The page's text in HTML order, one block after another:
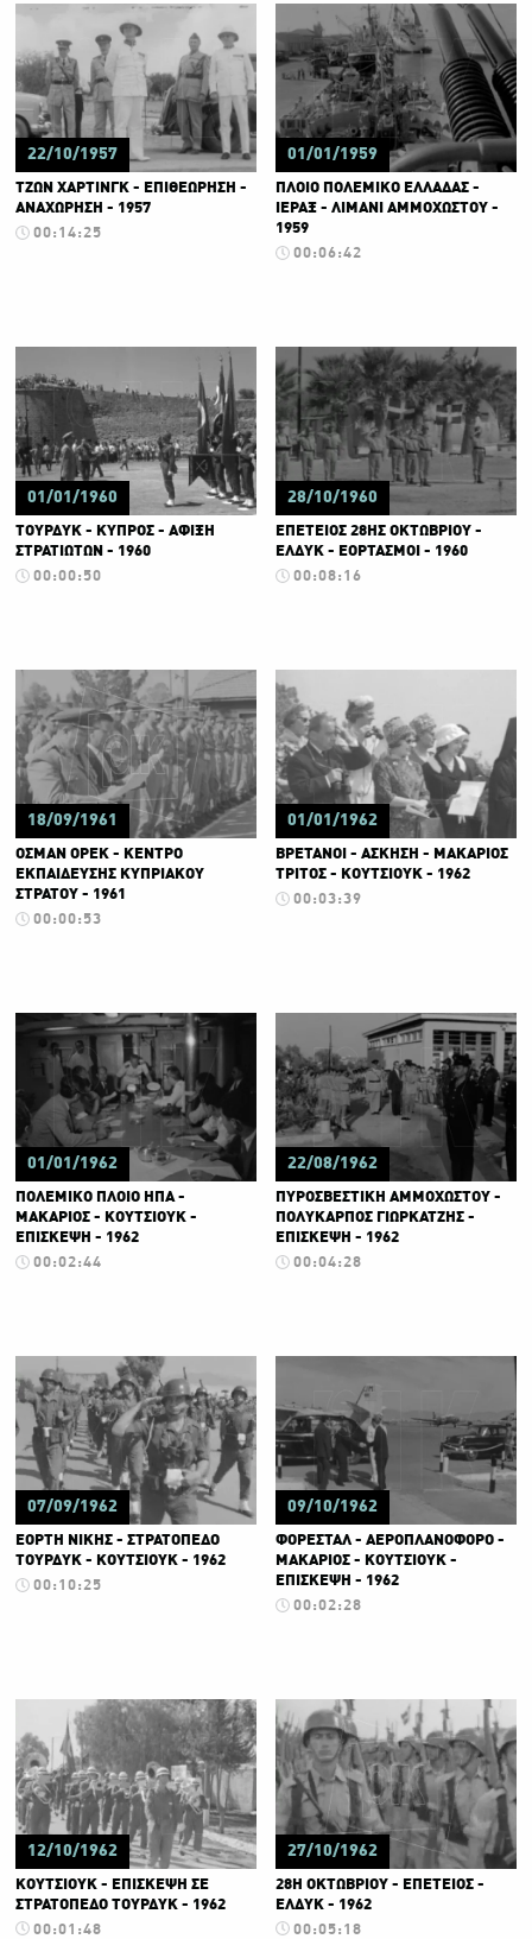
22/10/1957
ΤΖΩΝ ΧΑΡΤΙΝΓΚ - ΕΠΙΘΕΩΡΗΣΗ -
ΑΝΑΧΩΡΗΣΗ - 1957
00:14:25
01/01/1959
ΠΛΟΙΟ ΠΟΛΕΜΙΚΟ ΕΛΛΑΔΑΣ -
ΙΕΡΑΞ - ΛΙΜΑΝΙ ΑΜΜΟΧΩΣΤΟΥ -
1959
00:06:42
01/01/1960
ΤΟΥΡΔΥΚ - ΚΥΠΡΟΣ - ΑΦΙΞΗ
ΣΤΡΑΤΙΩΤΩΝ - 1960
00:00:50
28/10/1960
ΕΠΕΤΕΙΟΣ 28ΗΣ ΟΚΤΩΒΡΙΟΥ -
ΕΛΔΥΚ - ΕΟΡΤΑΣΜΟΙ - 1960
00:08:16
18/09/1961
ΟΣΜΑΝ ΟΡΕΚ - ΚΕΝΤΡΟ
ΕΚΠΑΙΔΕΥΣΗΣ ΚΥΠΡΙΑΚΟΥ
ΣΤΡΑΤΟΥ - 1961
00:00:53
01/01/1962
ΒΡΕΤΑΝΟΙ - ΑΣΚΗΣΗ - ΜΑΚΑΡΙΟΣ
ΤΡΙΤΟΣ - ΚΟΥΤΣΙΟΥΚ - 1962
00:03:39
01/01/1962
ΠΟΛΕΜΙΚΟ ΠΛΟΙΟ ΗΠΑ -
ΜΑΚΑΡΙΟΣ - ΚΟΥΤΣΙΟΥΚ -
ΕΠΙΣΚΕΨΗ - 1962
00:02:44
22/08/1962
ΠΥΡΟΣΒΕΣΤΙΚΗ ΑΜΜΟΧΩΣΤΟΥ -
ΠΟΛΥΚΑΡΠΟΣ ΓΙΩΡΚΑΤΖΗΣ -
ΕΠΙΣΚΕΨΗ - 1962
00:04:28
07/09/1962
ΕΟΡΤΗ ΝΙΚΗΣ - ΣΤΡΑΤΟΠΕΔΟ
ΤΟΥΡΔΥΚ - ΚΟΥΤΣΙΟΥΚ - 1962
00:10:25
09/10/1962
ΦΟΡΕΣΤΑΛ - ΑΕΡΟΠΛΑΝΟΦΟΡΟ -
ΜΑΚΑΡΙΟΣ - ΚΟΥΤΣΙΟΥΚ -
ΕΠΙΣΚΕΨΗ - 1962
00:02:28
12/10/1962
ΚΟΥΤΣΙΟΥΚ - ΕΠΙΣΚΕΨΗ ΣΕ
ΣΤΡΑΤΟΠΕΔΟ ΤΟΥΡΔΥΚ - 1962
00:01:48
27/10/1962
28Η ΟΚΤΩΒΡΙΟΥ - ΕΠΕΤΕΙΟΣ -
ΕΛΔΥΚ - 1962
00:05:18